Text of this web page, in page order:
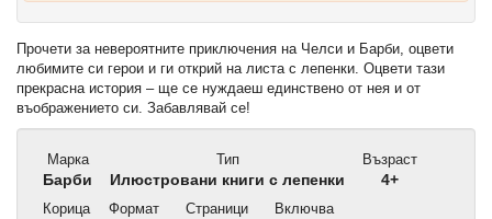
Прочети за невероятните приключения на Челси и Барби, оцвети
любимите си герои и ги открий на листа с лепенки. Оцвети тази
прекрасна история – ще се нуждаеш единствено от нея и от
въображението си. Забавлявай се!
Марка
Барби
Тип
Илюстровани книги с лепенки
Възраст
4+
Корица
Формат
Страници
Включва